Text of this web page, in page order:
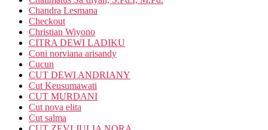
Chandra Lesmana
Checkout
Christian Wiyono
CITRA DEWI LADIKU
Coni norviana arisandy
Cucun
CUT DEWI ANDRIANY
Cut Keusumawati
CUT MURDANI
Cut nova elita
Cut salma